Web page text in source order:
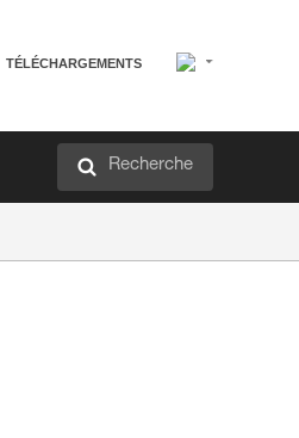
TÉLÉCHARGEMENTS
Recherche